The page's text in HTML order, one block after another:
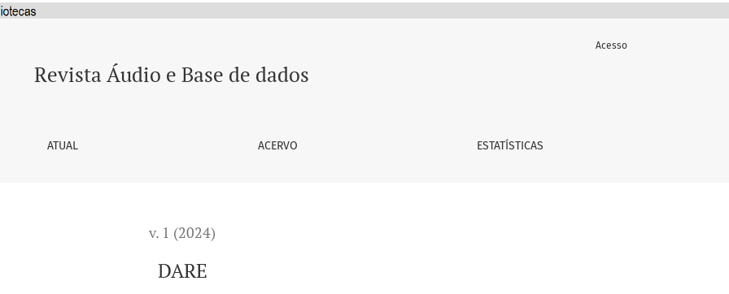
Revista Áudio e Base de dados
ATUAL ACERVO ESTATÍSTICAS
Acesso
v. 1 (2024)
DARE